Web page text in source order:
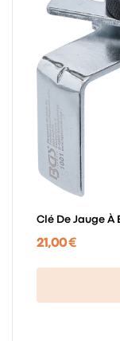
Clé De Jauge À
21,00 €